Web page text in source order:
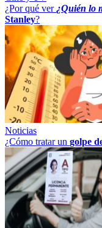
¿Por qué ver¿Quién lo
Stanley?
Noticias
¿Cómo tratar un golpe